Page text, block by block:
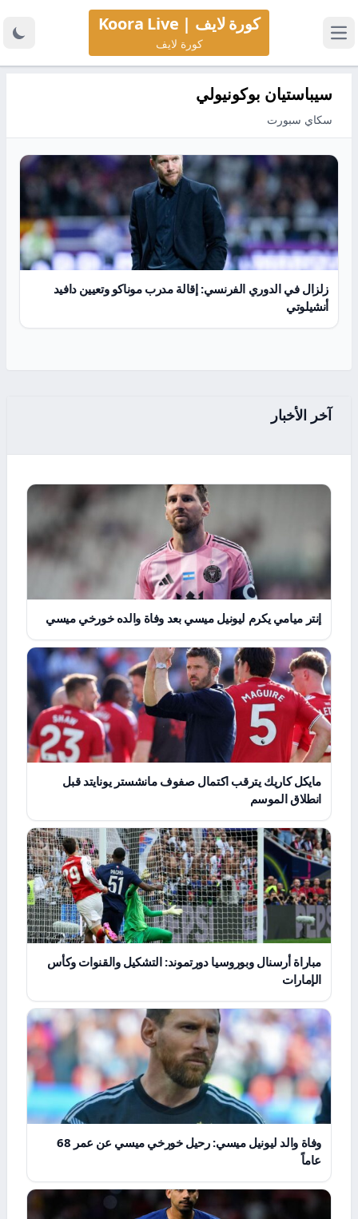
كورة لايف | Koora Live
كورة لايف
سيباستيان بوكونيولي
سكاي سبورت
زلزال في الدوري الفرنسي: إقالة مدرب موناكو وتعيين دافيد
أنشيلوتي
آخر الأخبار
إنتر ميامي يكرم ليونيل ميسي بعد وفاة والده خورخي ميسي
مايكل كاريك يترقب اكتمال صفوف مانشستر يونايتد قبل
انطلاق الموسم
مباراة أرسنال وبوروسيا دورتموند: التشكيل والقنوات وكأس
الإمارات
وفاة والد ليونيل ميسي: رحيل خورخي ميسي عن عمر 68
عاماً